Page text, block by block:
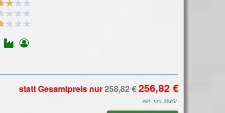
statt Gesamtpreis nur
inkl. 19% MwSt.